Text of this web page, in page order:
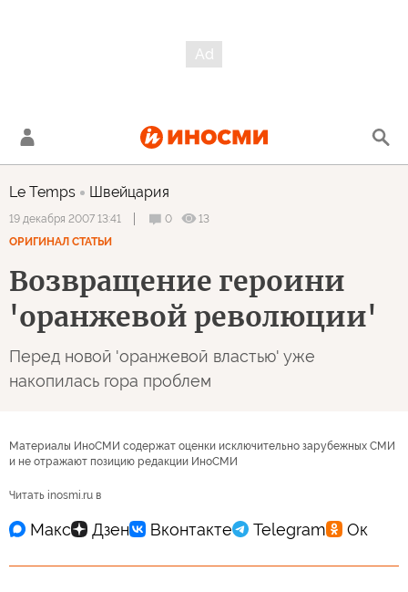
Le Temps Швейцария
19 декабря 2007 13:41 0
13
ОРИГИНАЛ СТАТЬИ
Возвращение героини
'оранжевой революции'
Перед новой 'оранжевой властью' уже
накопилась гора проблем
Материалы ИноСМИ содержат оценки исключительно зарубежных СМИ
и не отражают позицию редакции ИноСМИ
Читать inosmi.ru в